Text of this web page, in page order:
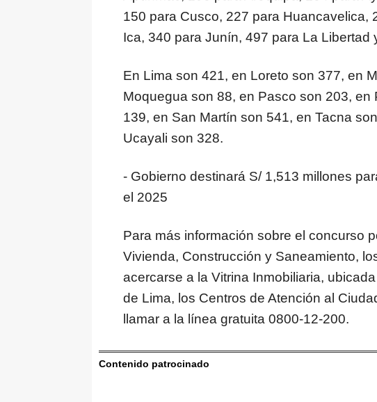
150 para Cusco, 227 para Huancavelica,
Ica, 340 para Junín, 497 para La Libertad
En Lima son 421, en Loreto son 377, en
Moquegua son 88, en Pasco son 203, en
139, en San Martín son 541, en Tacna
Ucayali son 328.
- Gobierno destinará S/ 1,513 millones
el 2025
Para más información sobre el concurso
Vivienda, Construcción y Saneamiento,
acercarse a la Vitrina Inmobiliaria,
de Lima, los Centros de Atención al
llamar a la línea gratuita 0800-12-200.
Contenido patrocinado